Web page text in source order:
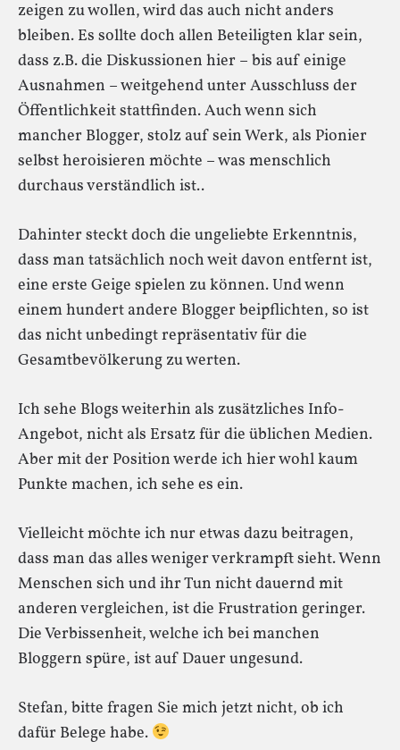
zeigen zu wollen, wird das auch nicht anders
bleiben. Es sollte doch allen Beteiligten klar sein,
dass z.B. die Diskussionen hier – bis auf einige
Ausnahmen – weitgehend unter Ausschluss der
Öffentlichkeit stattfinden. Auch wenn sich
mancher Blogger, stolz auf sein Werk, als Pionier
selbst heroisieren möchte – was menschlich
durchaus verständlich ist..
Dahinter steckt doch die ungeliebte Erkenntnis,
dass man tatsächlich noch weit davon entfernt ist,
eine erste Geige spielen zu können. Und wenn
einem hundert andere Blogger beipflichten, so ist
das nicht unbedingt repräsentativ für die
Gesamtbevölkerung zu werten.
Ich sehe Blogs weiterhin als zusätzliches Info-
Angebot, nicht als Ersatz für die üblichen Medien.
Aber mit der Position werde ich hier wohl kaum
Punkte machen, ich sehe es ein.
Vielleicht möchte ich nur etwas dazu beitragen,
dass man das alles weniger verkrampft sieht. Wenn
Menschen sich und ihr Tun nicht dauernd mit
anderen vergleichen, ist die Frustration geringer.
Die Verbissenheit, welche ich bei manchen
Bloggern spüre, ist auf Dauer ungesund.
Stefan, bitte fragen Sie mich jetzt nicht, ob ich
dafür Belege habe.